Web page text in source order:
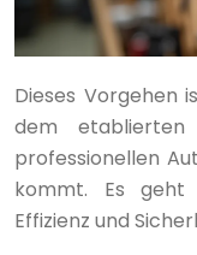
Dieses Vorgehen
dem
professionellen
kommt. Es geht
Effizienz und